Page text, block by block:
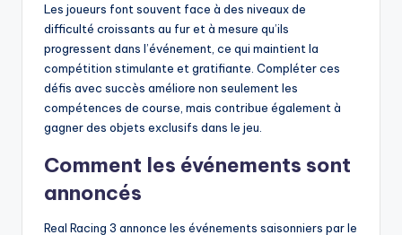
Les joueurs font souvent face à des niveaux de
difficulté croissants au fur et à mesure qu’ils
progressent dans l’événement, ce qui maintient la
compétition stimulante et gratifiante. Compléter ces
défis avec succès améliore non seulement les
compétences de course, mais contribue également à
gagner des objets exclusifs dans le jeu.
Comment les événements sont
annoncés
Real Racing 3 annonce les événements saisonniers par le